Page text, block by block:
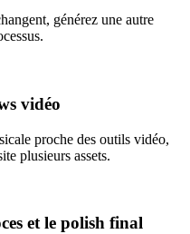
générez une autre
vidéo
proche des outils vidéo,
plusieurs assets.
et le polish final